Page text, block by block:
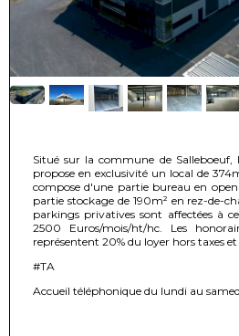
Situé sur la commune de Salleboeuf,
propose en exclusivité un local de
compose d'une partie bureau en
partie stockage de 190m² en rez-de-
parkings privatives sont affectées à
2500 Euros/mois/ht/hc. Les
représentent 20% du loyer hors taxes
#TA
Accueil téléphonique du lundi au